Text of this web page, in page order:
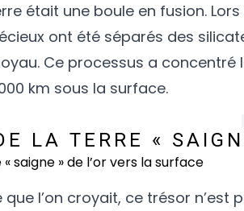
était une boule en fusion.
ont été séparés des
Ce processus a
km sous la surface.
LA TERRE «
l’on croyait, ce trésor